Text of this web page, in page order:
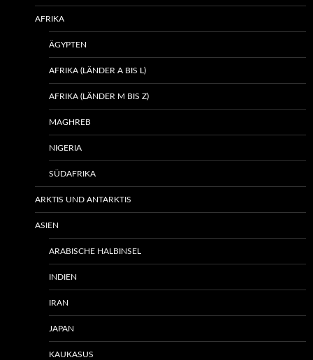
AFRIKA
ÄGYPTEN
AFRIKA (LÄNDER A BIS L)
AFRIKA (LÄNDER M BIS Z)
MAGHREB
NIGERIA
SÜDAFRIKA
ARKTIS UND ANTARKTIS
ASIEN
ARABISCHE HALBINSEL
INDIEN
IRAN
JAPAN
KAUKASUS